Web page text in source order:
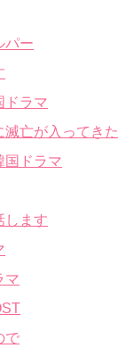
パー
ドラマ
亡が入ってきた
国ドラマ
します
マ
で